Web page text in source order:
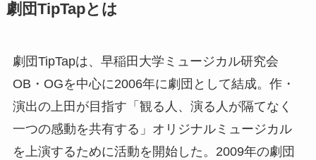
劇団TipTapとは
劇団TipTapは、早稲田大学ミュージカル研究会
OB・OGを中心に2006年に劇団として結成。作・
演出の上田が目指す「観る人、演る人が隔てなく
一つの感動を共有する」オリジナルミュージカル
を上演するために活動を開始した。2009年の劇団